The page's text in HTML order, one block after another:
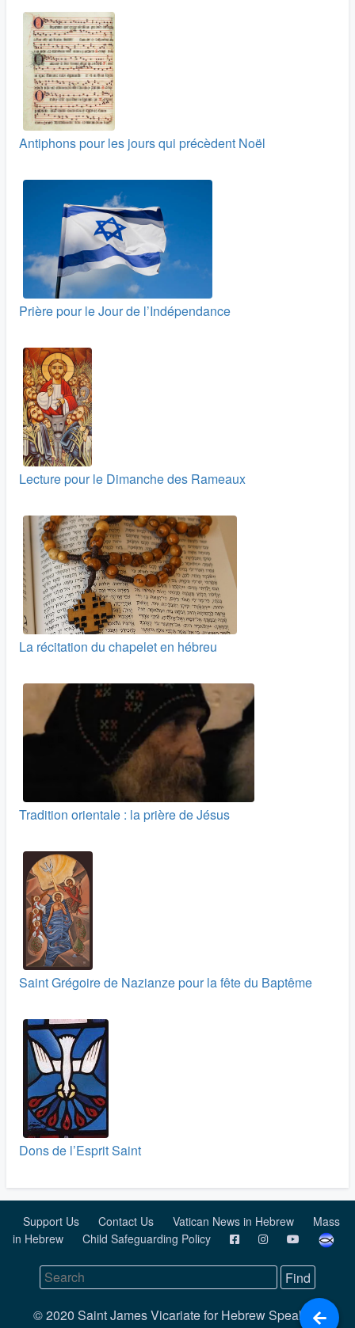
Antiphons pour les jours qui précèdent Noël
Prière pour le Jour de l’Indépendance
Lecture pour le Dimanche des Rameaux
La récitation du chapelet en hébreu
Tradition orientale : la prière de Jésus
Saint Grégoire de Nazianze pour la fête du Baptême
Dons de l’Esprit Saint
Support Us Contact Us Vatican News in Hebrew
Mass
in Hebrew
Child Safeguarding Policy
© 2020 Saint James Vicariate for Hebrew Speaking